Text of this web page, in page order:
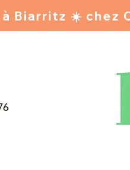
Biarritz ☀️ chez